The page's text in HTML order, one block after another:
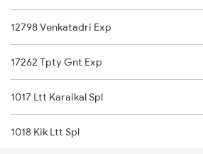
12798 Venkatadri Exp
17262 Tpty Gnt Exp
1017 Ltt Karaikal Spl
1018 Kik Ltt Spl